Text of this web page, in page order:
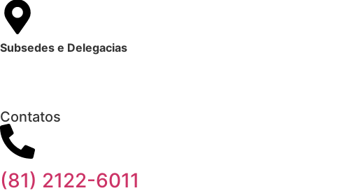
Subsedes e Delegacias
Contatos
(81) 2122-6011